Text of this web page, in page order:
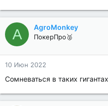
A AgroMonkey
ПокерПро🥈
10 Июн 2022
Сомневаться в таких